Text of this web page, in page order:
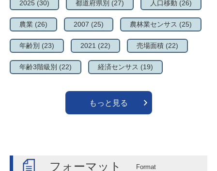
2025 (30) 都道府県別 (27) 人口移動 (26)
農業 (26) 2007 (25) 農林業センサス (25)
年齢別 (23) 2021 (22) 売場面積 (22)
年齢3階級別 (22) 経済センサス (19)
もっと見る
フォーマット